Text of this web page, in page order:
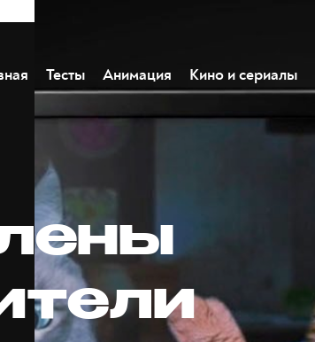
Тесты Анимация Кино и сериалы